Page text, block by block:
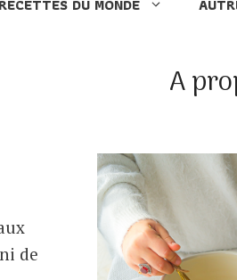
RECETTES DU MONDE
de
A